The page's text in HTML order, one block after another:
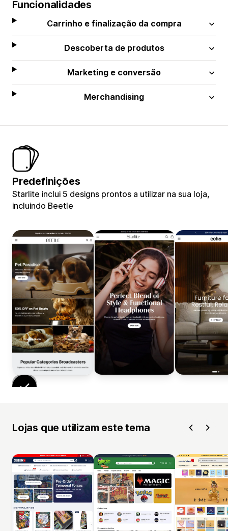
Funcionalidades
Carrinho e finalização da compra
Descoberta de produtos
Marketing e conversão
Merchandising
Predefinições
Starlite inclui 5 designs prontos a utilizar na sua loja,
incluindo Beetle
Lojas que utilizam este tema